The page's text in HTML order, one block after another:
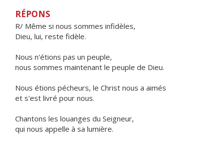
RÉPONS
R/ Même si nous sommes infidèles,
Dieu, lui, reste fidèle.
Nous n'étions pas un peuple,
nous sommes maintenant le peuple de Dieu.
Nous étions pécheurs, le Christ nous a aimés
et s'est livré pour nous.
Chantons les louanges du Seigneur,
qui nous appelle à sa lumière.